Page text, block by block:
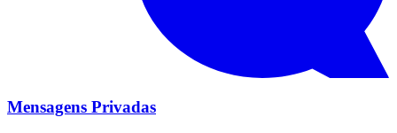
Mensagens Privadas